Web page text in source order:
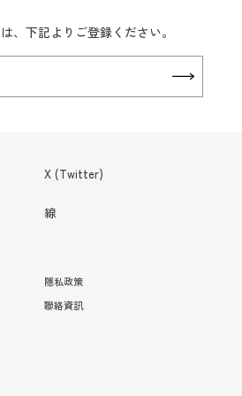
、下記よりご登録ください。
X (Twitter)
線
隱私政策
聯絡資訊